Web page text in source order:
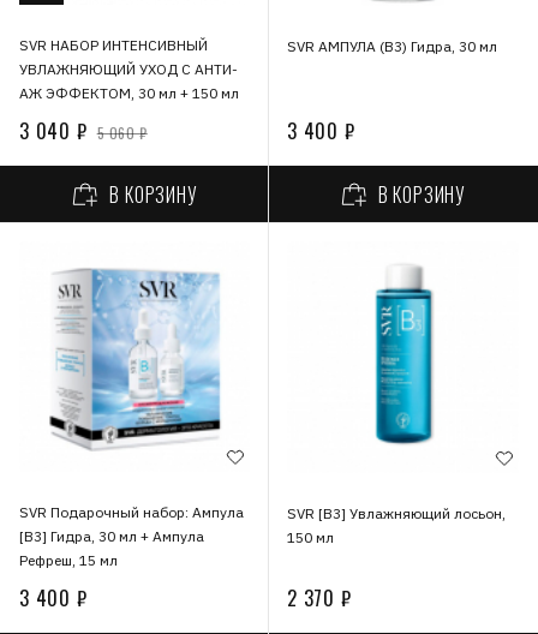
SVR НАБОР ИНТЕНСИВНЫЙ
УВЛАЖНЯЮЩИЙ УХОД С АНТИ-
АЖ ЭФФЕКТОМ, 30 мл + 150 мл
3 040 ₽ 5 060 ₽
В КОРЗИНУ
SVR АМПУЛА (В3) Гидра, 30 мл
3 400 ₽
В КОРЗИНУ
SVR Подарочный набор: Ампула
[В3] Гидра, 30 мл + Ампула
Рефреш, 15 мл
3 400 ₽
SVR [B3] Увлажняющий лосьон,
150 мл
2 370 ₽